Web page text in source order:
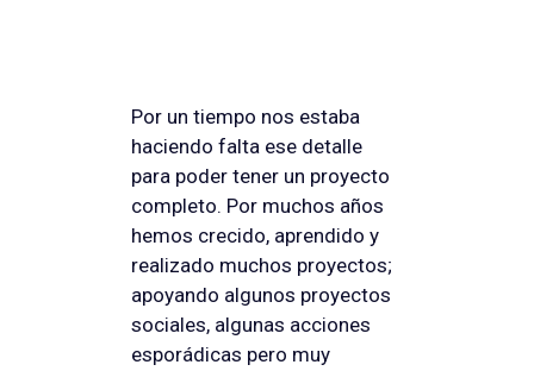
Por un tiempo nos estaba
haciendo falta ese detalle
para poder tener un proyecto
completo. Por muchos años
hemos crecido, aprendido y
realizado muchos proyectos;
apoyando algunos proyectos
sociales, algunas acciones
esporádicas pero muy